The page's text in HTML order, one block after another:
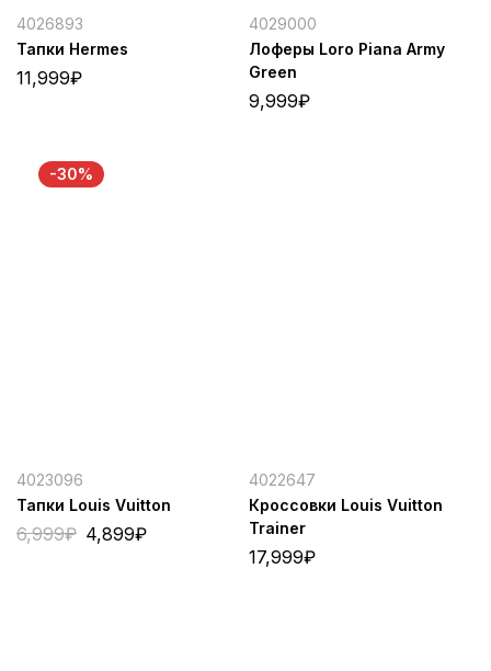
4026893
Тапки Hermes
11,999₽
4029000
Лоферы Loro Piana Army
Green
9,999₽
-30%
4023096
Тапки Louis Vuitton
6,999₽ 4,899₽
4022647
Кроссовки Louis Vuitton
Trainer
17,999₽